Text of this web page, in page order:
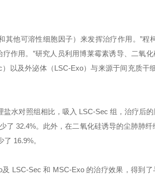
他可溶性细胞因子）来发挥治疗作用。”程
作用。”研究人员利用博莱霉素诱导、二氧
以及外泌体（LSC-Exo）与来源于间充质干
水对照组相比，吸入 LSC-Sec 组，治疗后
了 32.4%。此外，在二氧化硅诱导的尘肺肺
16.9%。
LSC-Sec 和 MSC-Exo 的治疗效果，得到